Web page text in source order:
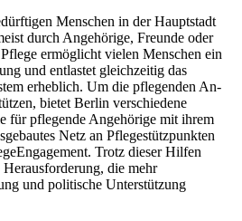
Menschen in der Hauptstadt
durch Angehörige, Freunde oder
ermöglicht vielen Menschen ein
und entlastet gleichzeitig das
erheblich. Um die pflegenden An-
bietet Berlin verschiedene
für pflegende Angehörige mit ihrem
Netz an Pflegestützpunkten
Trotz dieser Hilfen
die mehr
und politische Unterstützung